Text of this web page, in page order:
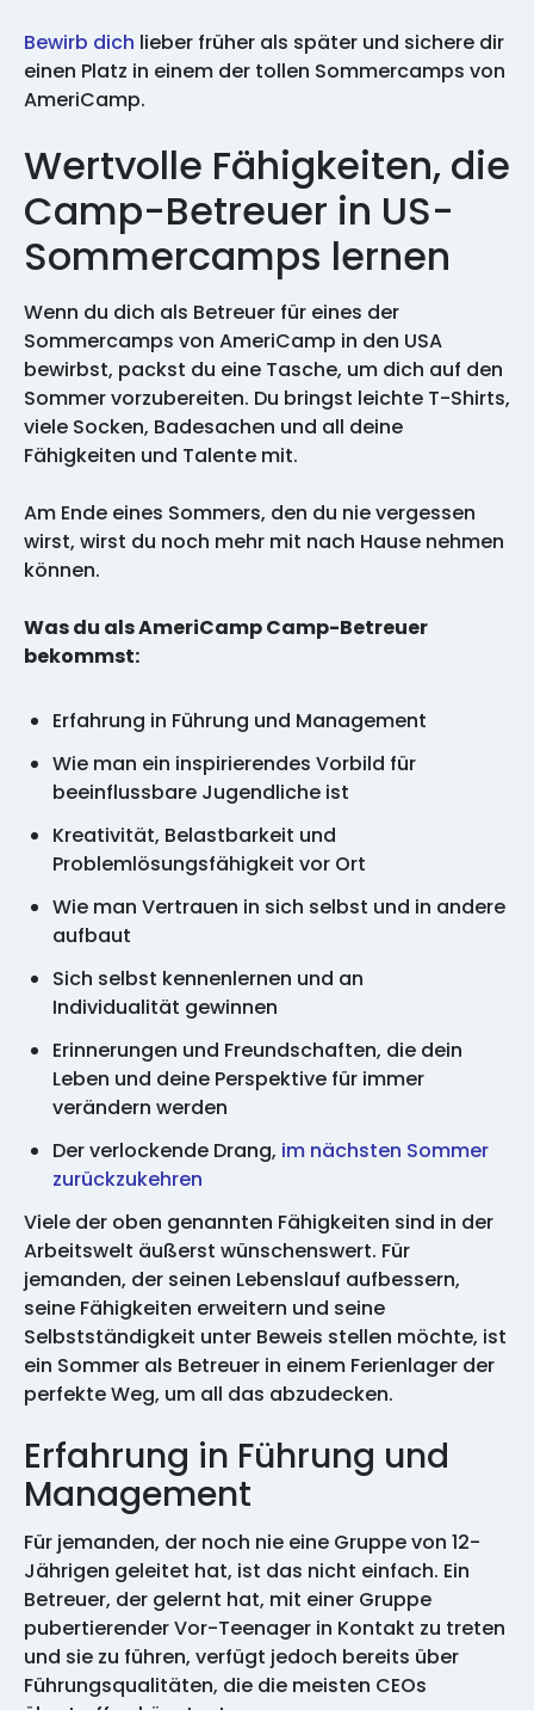
Bewirb dich lieber früher als später und sichere dir
einen Platz in einem der tollen Sommercamps von
AmeriCamp.
Wertvolle Fähigkeiten, die
Camp-Betreuer in US-
Sommercamps lernen
Wenn du dich als Betreuer für eines der
Sommercamps von AmeriCamp in den USA
bewirbst, packst du eine Tasche, um dich auf den
Sommer vorzubereiten. Du bringst leichte T-Shirts,
viele Socken, Badesachen und all deine
Fähigkeiten und Talente mit.
Am Ende eines Sommers, den du nie vergessen
wirst, wirst du noch mehr mit nach Hause nehmen
können.
Was du als AmeriCamp Camp-Betreuer
bekommst:
Erfahrung in Führung und Management
Wie man ein inspirierendes Vorbild für
beeinflussbare Jugendliche ist
Kreativität, Belastbarkeit und
Problemlösungsfähigkeit vor Ort
Wie man Vertrauen in sich selbst und in andere
aufbaut
Sich selbst kennenlernen und an
Individualität gewinnen
Erinnerungen und Freundschaften, die dein
Leben und deine Perspektive für immer
verändern werden
Der verlockende Drang, im nächsten Sommer
zurückzukehren
Viele der oben genannten Fähigkeiten sind in der
Arbeitswelt äußerst wünschenswert. Für
jemanden, der seinen Lebenslauf aufbessern,
seine Fähigkeiten erweitern und seine
Selbstständigkeit unter Beweis stellen möchte, ist
ein Sommer als Betreuer in einem Ferienlager der
perfekte Weg, um all das abzudecken.
Erfahrung in Führung und
Management
Für jemanden, der noch nie eine Gruppe von 12-
Jährigen geleitet hat, ist das nicht einfach. Ein
Betreuer, der gelernt hat, mit einer Gruppe
pubertierender Vor-Teenager in Kontakt zu treten
und sie zu führen, verfügt jedoch bereits über
Führungsqualitäten, die die meisten CEOs